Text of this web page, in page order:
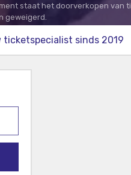
staat het doorverkopen
geweigerd.
ticketspecialist sinds 2019